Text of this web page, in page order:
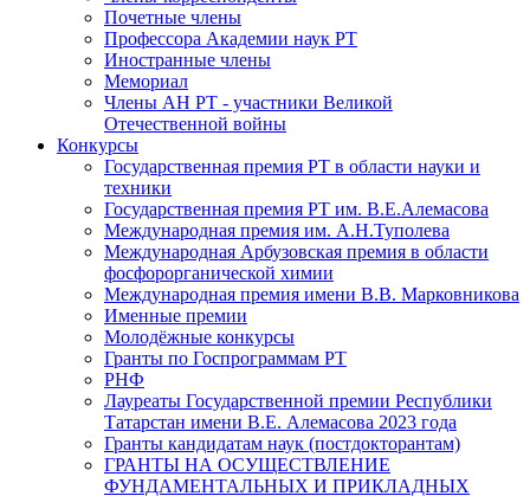
Почетные члены
Профессора Академии наук РТ
Иностранные члены
Мемориал
Члены АН РТ - участники Великой
Отечественной войны
Конкурсы
Государственная премия РТ в области науки и
техники
Государственная премия РТ им. В.Е.Алемасова
Международная премия им. А.Н.Туполева
Международная Арбузовская премия в области
фосфорорганической химии
Международная премия имени В.В. Марковникова
Именные премии
Молодёжные конкурсы
Гранты по Госпрограммам РТ
РНФ
Лауреаты Государственной премии Республики
Татарстан имени В.Е. Алемасова 2023 года
Гранты кандидатам наук (постдокторантам)
ГРАНТЫ НА ОСУЩЕСТВЛЕНИЕ
ФУНДАМЕНТАЛЬНЫХ И ПРИКЛАДНЫХ